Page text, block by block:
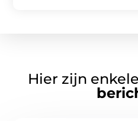
Hier zijn enkele